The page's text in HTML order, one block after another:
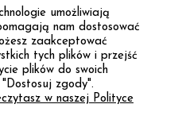
Z WYPEŁNIENIEM FALBANKA |
umożliwiają
nam dostosować
zaakceptować
tych plików i przejść
plików do swoich
zgody".
w naszej Polityce